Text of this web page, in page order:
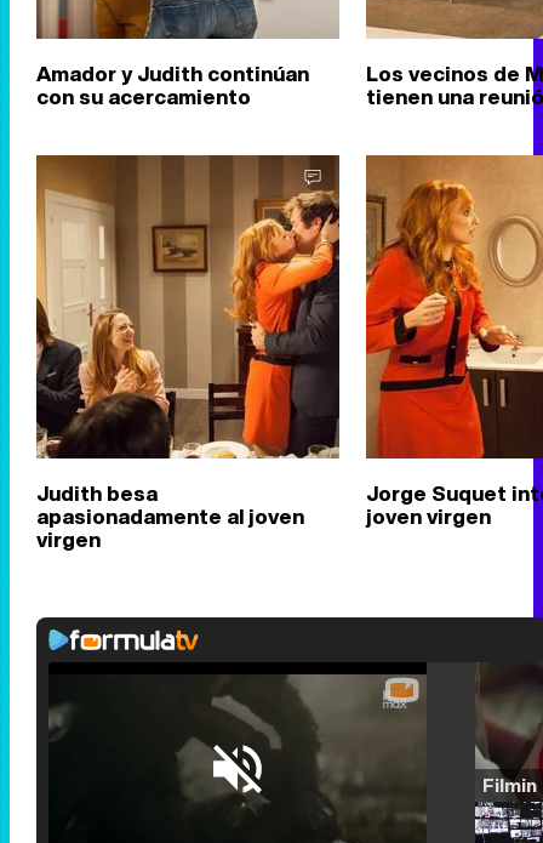
Amador y Judith continúan
con su acercamiento
Los vecinos de
tienen una
Judith besa
apasionadamente al joven
virgen
Jorge Suquet
joven virgen